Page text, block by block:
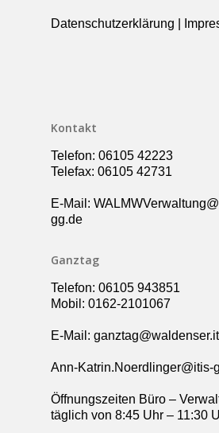
Datenschutzerklärung
Kontakt
Telefon: 06105 42223
Telefax: 06105 42731
E-Mail:
gg.de
Ganztag
Telefon: 06105 943851
Mobil: 0162-2101067
E-Mail:
Ann-Katrin.Noerdlinger@itis-
Öffnungszeiten Büro –
täglich von 8:45 Uhr – 11:30